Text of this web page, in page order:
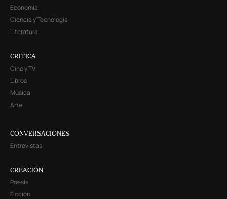
Economía
Ciencia y Tecnología
Literatura
CRITICA
Cine y TV
Libros
Música
Arte
CONVERSACIONES
Entrevistas
CREACIÓN
Poesía
Ficción